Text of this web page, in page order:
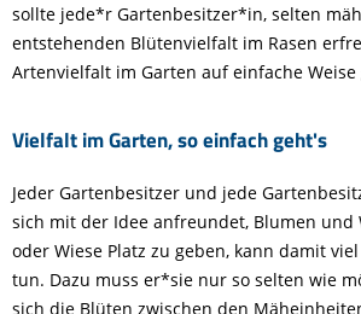
sollte jede*r Gartenbesitzer*in, selten
entstehenden Blütenvielfalt im Rasen
Artenvielfalt im Garten auf einfache
Vielfalt im Garten, so einfach geht's
Jeder Gartenbesitzer und jede
sich mit der Idee anfreundet, Blumen und
oder Wiese Platz zu geben, kann damit
tun. Dazu muss er*sie nur so selten wie
sich die Blüten zwischen den